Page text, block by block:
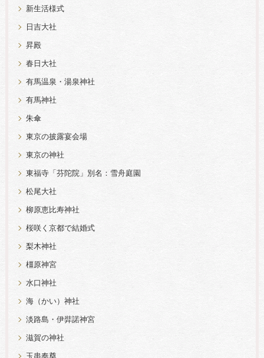
新生活様式
日吉大社
昇殿
春日大社
有馬温泉・湯泉神社
有馬神社
朱傘
東京の披露宴会場
東京の神社
東福寺「芬陀院」別名：雪舟庭園
松尾大社
柳原恵比寿神社
桜咲く京都で結婚式
梨木神社
橿原神宮
水口神社
海（かい）神社
淡路島・伊弉諾神宮
滋賀の神社
玉串奉奠